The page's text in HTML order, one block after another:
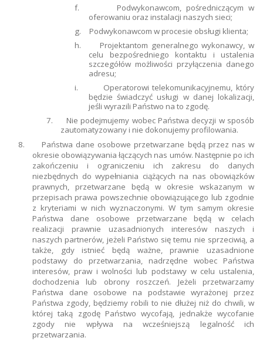
f.
Podwykonawcom, pośredniczącym w
oferowaniu oraz instalacji naszych sieci;
g.
Podwykonawcom w procesie obsługi klienta;
h.
Projektantom generalnego wykonawcy, w
celu bezpośredniego kontaktu i ustalenia
szczegółów możliwości przyłączenia danego
adresu;
i.
Operatorowi telekomunikacyjnemu, który
będzie świadczyć usługi w danej lokalizacji,
jeśli wyrazili Państwo na to zgodę.
7.
Nie podejmujemy wobec Państwa decyzji w sposób
zautomatyzowany i nie dokonujemy profilowania.
8.
Państwa dane osobowe przetwarzane będą przez nas w
okresie obowiązywania łączących nas umów. Następnie po ich
zakończeniu i ograniczeniu ich zakresu do danych
niezbędnych do wypełniania ciążących na nas obowiązków
prawnych, przetwarzane będą w okresie wskazanym w
przepisach prawa powszechnie obowiązującego lub zgodnie
z kryteriami w nich wyznaczonymi. W tym samym okresie
Państwa dane osobowe przetwarzane będą w celach
realizacji prawnie uzasadnionych interesów naszych i
naszych partnerów, jeżeli Państwo się temu nie sprzeciwią, a
także, gdy istnieć będą ważne, prawnie uzasadnione
podstawy do przetwarzania, nadrzędne wobec Państwa
interesów, praw i wolności lub podstawy w celu ustalenia,
dochodzenia lub obrony roszczeń. Jeżeli przetwarzamy
Państwa dane osobowe na podstawie wyrażonej przez
Państwa zgody, będziemy robili to nie dłużej niż do chwili, w
której taką zgodę Państwo wycofają, jednakże wycofanie
zgody nie wpływa na wcześniejszą legalność ich
przetwarzania.